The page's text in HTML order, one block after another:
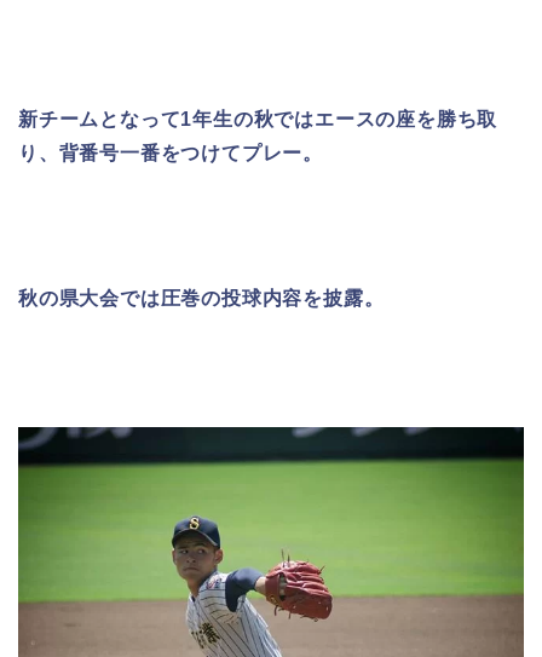
新チームとなって1年生の秋ではエースの座を勝ち取
り、背番号一番をつけてプレー。
秋の県大会では圧巻の投球内容を披露。